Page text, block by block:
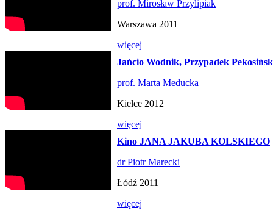
prof. Mirosław Przylipiak
Warszawa 2011
więcej
Jańcio Wodnik, Przypadek
prof. Marta Meducka
Kielce 2012
więcej
Kino JANA JAKUBA KOLSKIEGO
dr Piotr Marecki
Łódź 2011
więcej